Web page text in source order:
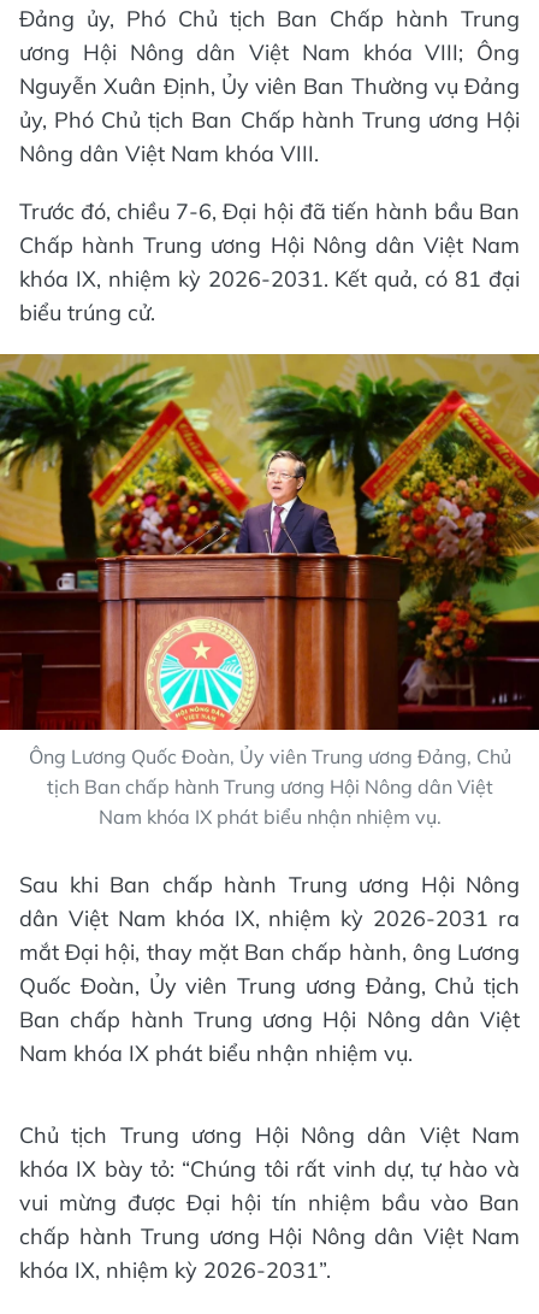
Đảng ủy, Phó Chủ tịch Ban Chấp hành Trung
ương Hội Nông dân Việt Nam khóa VIII; Ông
Nguyễn Xuân Định, Ủy viên Ban Thường vụ Đảng
ủy, Phó Chủ tịch Ban Chấp hành Trung ương Hội
Nông dân Việt Nam khóa VIII.
Trước đó, chiều 7-6, Đại hội đã tiến hành bầu Ban
Chấp hành Trung ương Hội Nông dân Việt Nam
khóa IX, nhiệm kỳ 2026-2031. Kết quả, có 81 đại
biểu trúng cử.
Ông Lương Quốc Đoàn, Ủy viên Trung ương Đảng, Chủ
tịch Ban chấp hành Trung ương Hội Nông dân Việt
Nam khóa IX phát biểu nhận nhiệm vụ.
Sau khi Ban chấp hành Trung ương Hội Nông
dân Việt Nam khóa IX, nhiệm kỳ 2026-2031 ra
mắt Đại hội, thay mặt Ban chấp hành, ông Lương
Quốc Đoàn, Ủy viên Trung ương Đảng, Chủ tịch
Ban chấp hành Trung ương Hội Nông dân Việt
Nam khóa IX phát biểu nhận nhiệm vụ.
Chủ tịch Trung ương Hội Nông dân Việt Nam
khóa IX bày tỏ: “Chúng tôi rất vinh dự, tự hào và
vui mừng được Đại hội tín nhiệm bầu vào Ban
chấp hành Trung ương Hội Nông dân Việt Nam
khóa IX, nhiệm kỳ 2026-2031”.